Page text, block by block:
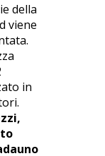
della
viene
in